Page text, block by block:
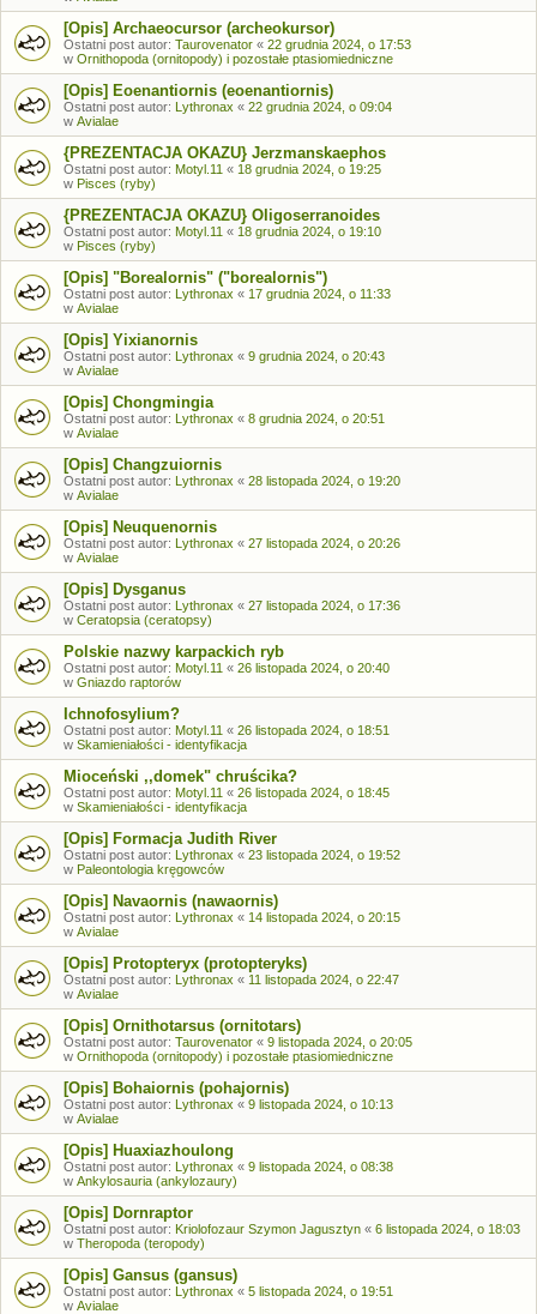
[Opis] Archaeocursor (archeokursor)
Ostatni post autor: Taurovenator « 22 grudnia 2024, o 17:53
w Ornithopoda (ornitopody) i pozostałe ptasiomiedniczne
[Opis] Eoenantiornis (eoenantiornis)
Ostatni post autor: Lythronax « 22 grudnia 2024, o 09:04
w Avialae
{PREZENTACJA OKAZU} Jerzmanskaephos
Ostatni post autor: Motyl.11 « 18 grudnia 2024, o 19:25
w Pisces (ryby)
{PREZENTACJA OKAZU} Oligoserranoides
Ostatni post autor: Motyl.11 « 18 grudnia 2024, o 19:10
w Pisces (ryby)
[Opis] "Borealornis" ("borealornis")
Ostatni post autor: Lythronax « 17 grudnia 2024, o 11:33
w Avialae
[Opis] Yixianornis
Ostatni post autor: Lythronax « 9 grudnia 2024, o 20:43
w Avialae
[Opis] Chongmingia
Ostatni post autor: Lythronax « 8 grudnia 2024, o 20:51
w Avialae
[Opis] Changzuiornis
Ostatni post autor: Lythronax « 28 listopada 2024, o 19:20
w Avialae
[Opis] Neuquenornis
Ostatni post autor: Lythronax « 27 listopada 2024, o 20:26
w Avialae
[Opis] Dysganus
Ostatni post autor: Lythronax « 27 listopada 2024, o 17:36
w Ceratopsia (ceratopsy)
Polskie nazwy karpackich ryb
Ostatni post autor: Motyl.11 « 26 listopada 2024, o 20:40
w Gniazdo raptorów
Ichnofosylium?
Ostatni post autor: Motyl.11 « 26 listopada 2024, o 18:51
w Skamieniałości - identyfikacja
Mioceński ,,domek" chruścika?
Ostatni post autor: Motyl.11 « 26 listopada 2024, o 18:45
w Skamieniałości - identyfikacja
[Opis] Formacja Judith River
Ostatni post autor: Lythronax « 23 listopada 2024, o 19:52
w Paleontologia kręgowców
[Opis] Navaornis (nawaornis)
Ostatni post autor: Lythronax « 14 listopada 2024, o 20:15
w Avialae
[Opis] Protopteryx (protopteryks)
Ostatni post autor: Lythronax « 11 listopada 2024, o 22:47
w Avialae
[Opis] Ornithotarsus (ornitotars)
Ostatni post autor: Taurovenator « 9 listopada 2024, o 20:05
w Ornithopoda (ornitopody) i pozostałe ptasiomiedniczne
[Opis] Bohaiornis (pohajornis)
Ostatni post autor: Lythronax « 9 listopada 2024, o 10:13
w Avialae
[Opis] Huaxiazhoulong
Ostatni post autor: Lythronax « 9 listopada 2024, o 08:38
w Ankylosauria (ankylozaury)
[Opis] Dornraptor
Ostatni post autor: Kriolofozaur Szymon Jagusztyn « 6 listopada 2024, o 18:03
w Theropoda (teropody)
[Opis] Gansus (gansus)
Ostatni post autor: Lythronax « 5 listopada 2024, o 19:51
w Avialae